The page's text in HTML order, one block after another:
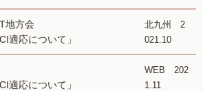
地方会
適応について」
北九州 2
021.10
適応について」
WEB 202
1.11